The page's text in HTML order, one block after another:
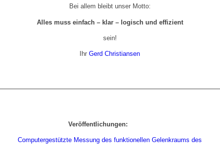
Bei allem bleibt unser Motto:
Alles muss einfach – klar – logisch und effizient
sein!
IhrGerd Christiansen
Veröffentlichungen:
Computergestützte Messung des funktionellen Gelenkraums des